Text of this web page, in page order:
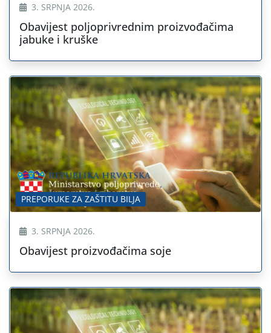
3. SRPNJA 2026.
Obavijest poljoprivrednim proizvođačima
jabuke i kruške
PREPORUKE ZA ZAŠTITU BILJA
3. SRPNJA 2026.
Obavijest proizvođačima soje